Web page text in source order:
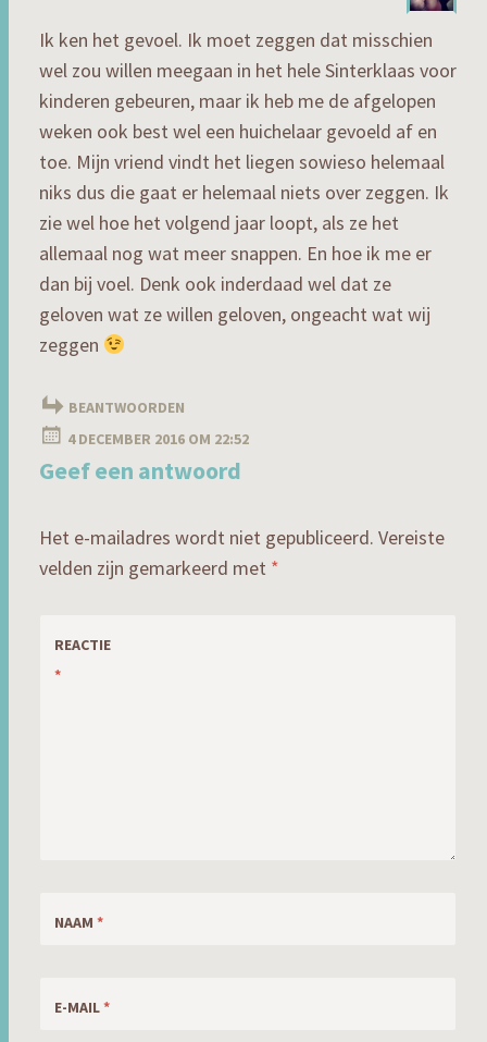
Ik ken het gevoel. Ik moet zeggen dat misschien
wel zou willen meegaan in het hele Sinterklaas voor
kinderen gebeuren, maar ik heb me de afgelopen
weken ook best wel een huichelaar gevoeld af en
toe. Mijn vriend vindt het liegen sowieso helemaal
niks dus die gaat er helemaal niets over zeggen. Ik
zie wel hoe het volgend jaar loopt, als ze het
allemaal nog wat meer snappen. En hoe ik me er
dan bij voel. Denk ook inderdaad wel dat ze
geloven wat ze willen geloven, ongeacht wat wij
zeggen
BEANTWOORDEN
4 DECEMBER 2016 OM 22:52
Geef een antwoord
Het e-mailadres wordt niet gepubliceerd. Vereiste
velden zijn gemarkeerd met *
REACTIE
*
NAAM *
E-MAIL*